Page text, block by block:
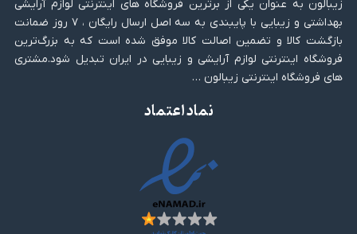
زیبالون به عنوان یکی از برترین فروشگاه های اینترنتی لوازم آرایشی
بهداشتی و زیبایی با پایبندی به سه اصل ارسال رایگان ، ۷ روز ضمانت
بازگشت کالا و تضمین اصالت کالا موفق شده است که به بزرگ‌ترین
فروشگاه اینترنتی لوازم آرایشی و زیبایی در ایران تبدیل شود.مشتری
های فروشگاه اینترنتی زیبالون …
نماد اعتماد